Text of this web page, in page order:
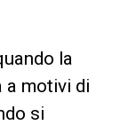
la
a motivi di
si